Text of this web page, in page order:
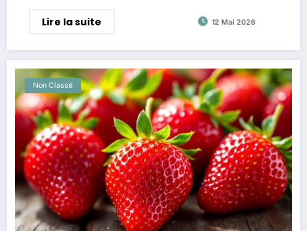
Lire la suite 12 Mai 2026
Non Classé